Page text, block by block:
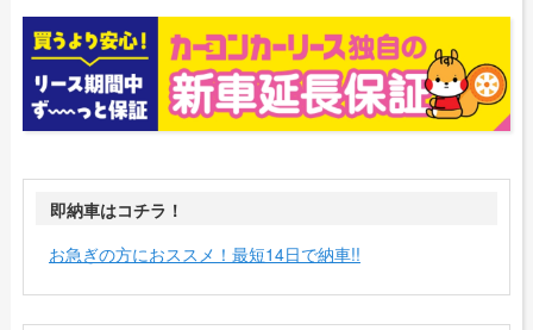
即納車はコチラ！
お急ぎの方におススメ！最短14日で納車!!